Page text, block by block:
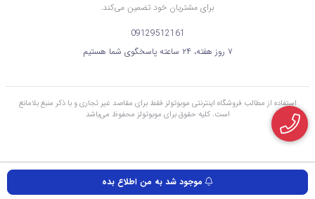
موجود شد به من اطلاع بده
برای مشتریان خود تضمین می‌کند.
09129512161
۷ روز هفته، ۲۴ ساعته پاسخگوی شما هستیم
استفاده از مطالب فروشگاه اینترنتی موبوتولز فقط برای مقاصد غیر تجاری و با ذکر منبع بلامانع
است. کليه حقوق برای موبوتولز محفوظ می‌باشد